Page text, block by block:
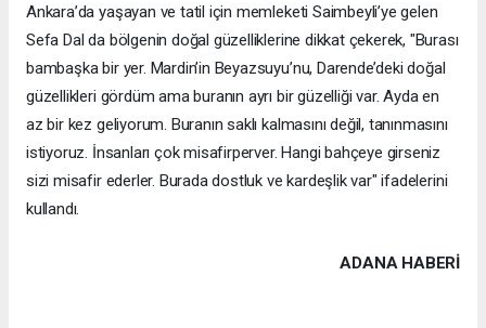
Ankara’da yaşayan ve tatil için memleketi Saimbeyli’ye gelen
Sefa Dal da bölgenin doğal güzelliklerine dikkat çekerek, "Burası
bambaşka bir yer. Mardin’in Beyazsuyu’nu, Darende’deki doğal
güzellikleri gördüm ama buranın ayrı bir güzelliği var. Ayda en
az bir kez geliyorum. Buranın saklı kalmasını değil, tanınmasını
istiyoruz. İnsanları çok misafirperver. Hangi bahçeye girseniz
sizi misafir ederler. Burada dostluk ve kardeşlik var" ifadelerini
kullandı.
ADANA HABERİ